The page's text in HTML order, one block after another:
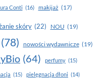
Conti (16) makijaż (17)
skóry (22) NOU (19)
(78) nowości wydawnicze (19)
(64) perfumy (15)
(15) pielęgnacja dłoni (14)